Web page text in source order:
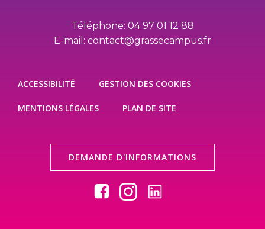
Téléphone: 04 97 01 12 88
E-mail: contact@grassecampus.fr
ACCESSIBILITÉ GESTION DES COOKIES
MENTIONS LÉGALES PLAN DE SITE
DEMANDE D'INFORMATIONS